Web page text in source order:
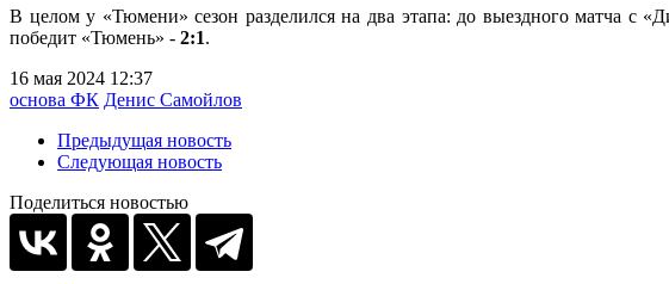
В целом у «Тюмени» сезон разделился на два этапа: до выездного матча с
победит «Тюмень» - 2:1.
16 мая 2024 12:37
основа ФК Денис Самойлов
Предыдущая новость
Следующая новость
Поделиться новостью